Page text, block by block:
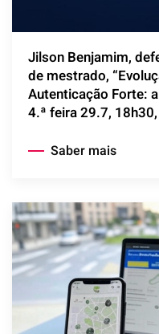
Jilson Benjamim,
de mestrado,
Autenticação Forte:
4.ª feira 29.7,
Saber mais